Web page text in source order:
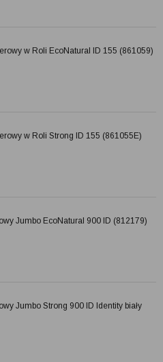
w Roli EcoNatural ID 155 (861059)
w Roli Strong ID 155 (861055E)
Jumbo EcoNatural 900 ID (812179)
Jumbo Strong 900 ID Identity biały